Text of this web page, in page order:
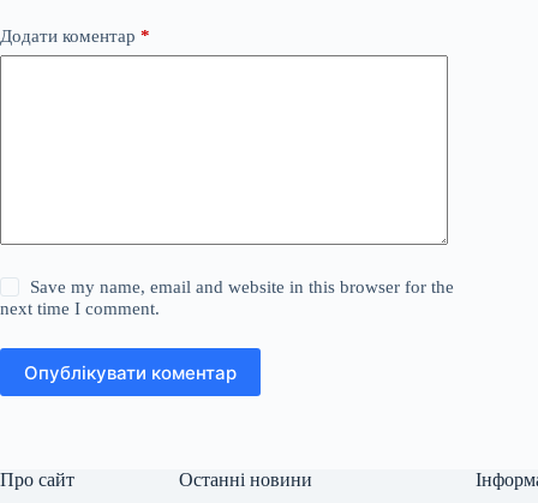
Додати коментар *
Save my name, email and website in this browser for the
next time I comment.
Опублікувати коментар
Про сайт Останні новини